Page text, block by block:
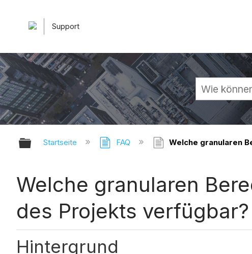
Support
Globale Hierarchie auf- und
Startseite FAQ Welche granularen
Welche granularen
des Projekts verfügbar?
Hintergrund